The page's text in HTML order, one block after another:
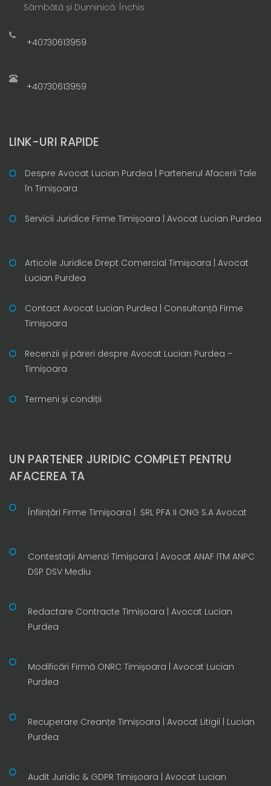
Sâmbătă și Duminică: Închis
+40730613959
+40730613959
LINK-URI RAPIDE
Despre Avocat Lucian Purdea | Partenerul Afacerii Tale
în Timișoara
Servicii Juridice Firme Timișoara | Avocat Lucian Purdea
Articole Juridice Drept Comercial Timișoara | Avocat
Lucian Purdea
Contact Avocat Lucian Purdea | Consultanță Firme
Timișoara
Recenzii și păreri despre Avocat Lucian Purdea –
Timișoara
Termeni și condiții
UN PARTENER JURIDIC COMPLET PENTRU
AFACEREA TA
Înființări Firme Timișoara | SRL PFA II ONG S.A Avocat
Contestații Amenzi Timișoara | Avocat ANAF ITM ANPC
DSP DSV Mediu
Redactare Contracte Timișoara | Avocat Lucian
Purdea
Modificări Firmă ONRC Timișoara | Avocat Lucian
Purdea
Recuperare Creanțe Timișoara | Avocat Litigii | Lucian
Purdea
Audit Juridic & GDPR Timișoara | Avocat Lucian